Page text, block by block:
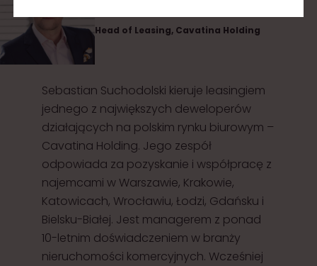
Head of Leasing, Cavatina Holding
Sebastian Suchodolski kieruje leasingiem
jednego z największych deweloperów
działających na polskim rynku biurowym –
Cavatina Holding. Jego zespół
odpowiada za pozyskanie i współpracę z
najemcami w Warszawie, Krakowie,
Katowicach, Wrocławiu, Łodzi, Gdańsku i
Bielsku-Białej. Jest managerem z ponad
10-letnim doświadczeniem w branży
nieruchomości komercyjnych. Wcześniej